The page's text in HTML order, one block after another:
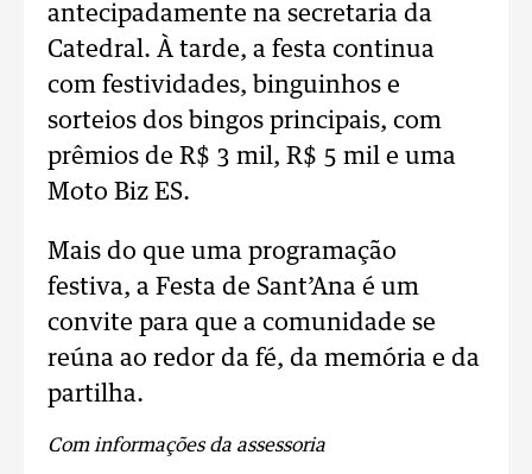
antecipadamente na secretaria da
Catedral. À tarde, a festa continua
com festividades, binguinhos e
sorteios dos bingos principais, com
prêmios de R$ 3 mil, R$ 5 mil e uma
Moto Biz ES.
Mais do que uma programação
festiva, a Festa de Sant’Ana é um
convite para que a comunidade se
reúna ao redor da fé, da memória e da
partilha.
Com informações da assessoria